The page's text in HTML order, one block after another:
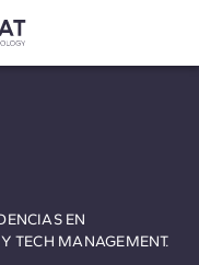
EN
TECH MANAGEMENT.